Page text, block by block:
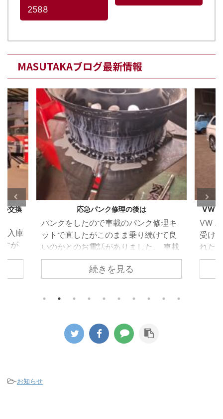
2588
MASUTAKAブログ最新情報
交換
入庫
すが
ール
しか
せ
応急パンク修理の後は
パンクをしたので車載のパンク修理キ
ットで直したがこのまま乗り続けて良
いのかとのお電話がありました。 車載
のパンク修理キットはあくまでも応急
的に使うものなのでパンク修理箇所の
伝えしてご来店いただきました。 昨今
しています。 修理剤を使用したタイヤ
がどのようになっているか診ていきま
が大量に出てきます。 この液剤がパン
続きを見る
VW
VW
受け
れた
れて
-お知らせ